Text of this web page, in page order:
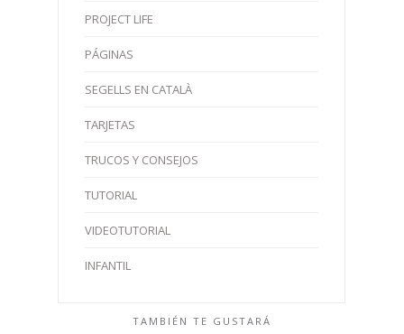
PROJECT LIFE
PÁGINAS
SEGELLS EN CATALÀ
TARJETAS
TRUCOS Y CONSEJOS
TUTORIAL
VIDEOTUTORIAL
INFANTIL
TAMBIÉN TE GUSTARÁ